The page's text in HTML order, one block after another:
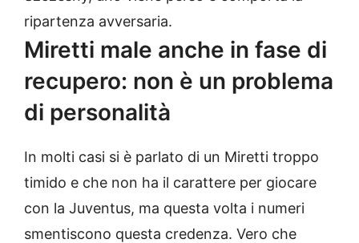
ripartenza avversaria.
Miretti male anche in fase di
recupero: non è un problema
di personalità
In molti casi si è parlato di un Miretti troppo
timido e che non ha il carattere per giocare
con la Juventus, ma questa volta i numeri
smentiscono questa credenza. Vero che